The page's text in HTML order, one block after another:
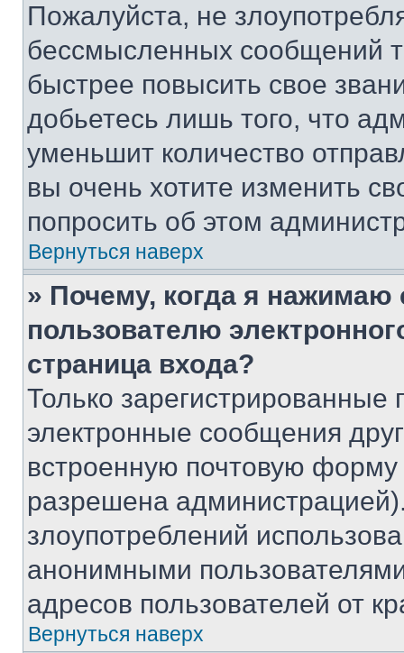
Пожалуйста, не
бессмысленных сообщений
быстрее повысить свое
добьетесь лишь того, что
уменьшит количество
вы очень хотите изменить
попросить об этом
Вернуться наверх
» Почему, когда я нажимаю
пользователю
страница входа?
Только зарегистрированные
электронные сообщения
встроенную почтовую
разрешена
злоупотреблений
анонимными
адресов пользователей от
Вернуться наверх